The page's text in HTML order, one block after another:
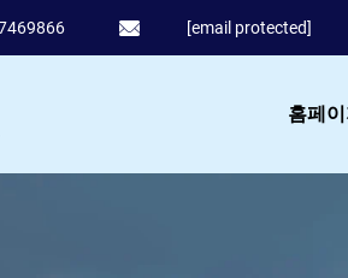
[email protected]
홈페이